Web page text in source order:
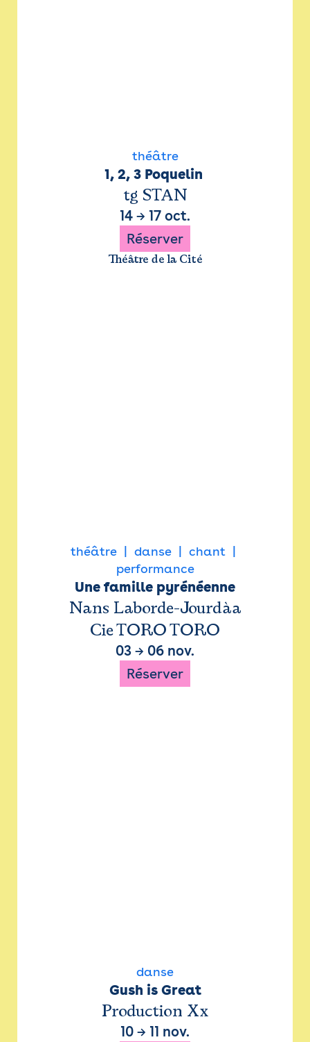
théâtre
1, 2, 3 Poquelin
tg STAN
14 → 17 oct.
Réserver
Théâtre de la Cité
théâtre danse
chant
performance
Une famille pyrénéenne
Nans Laborde-Jourdàa
Cie TORO TORO
03 → 06 nov.
Réserver
danse
Gush is Great
Production Xx
10 → 11 nov.